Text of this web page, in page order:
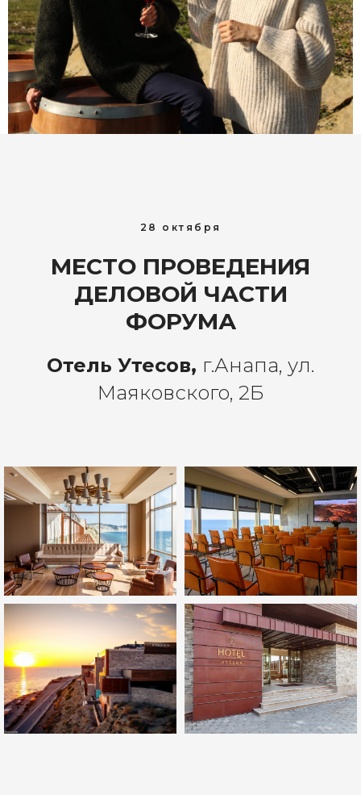
28 октября
МЕСТО ПРОВЕДЕНИЯ
ДЕЛОВОЙ ЧАСТИ
ФОРУМА
Отель Утесов, г.Анапа, ул.
Маяковского, 2Б